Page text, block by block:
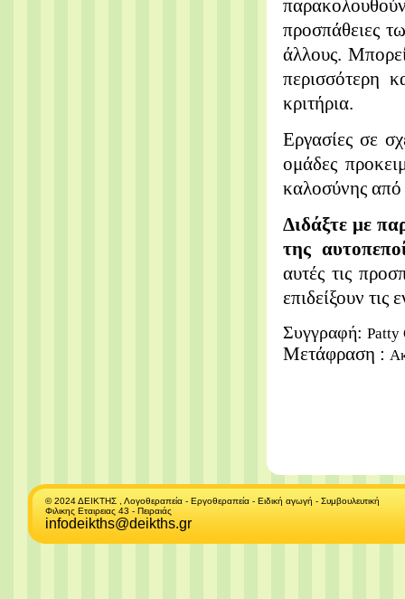
προσπάθειες
άλλους.
περισσότερη
κριτήρια.
Εργασίες σε
ομάδες
καλοσύνης
Διδάξτε με
της
αυτές τις
επιδείξουν τις
Συγγραφή: Patty
Μετάφραση :
© 2024 ΔΕΙΚΤΗΣ , Λογοθεραπεία - Εργοθεραπεία - Ειδική αγωγή - Συμβουλευτική
Φιλικης Εταιρειας 43 - Πειραιάς
infodeikths@deikths.gr